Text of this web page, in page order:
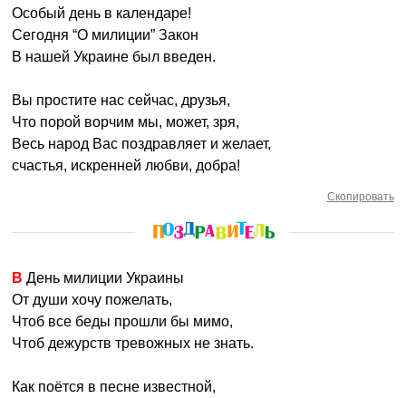
Особый день в календаре!
Сегодня “О милиции” Закон
В нашей Украине был введен.
Вы простите нас сейчас, друзья,
Что порой ворчим мы, может, зря,
Весь народ Вас поздравляет и желает,
счастья, искренней любви, добра!
Скопировать
В День милиции Украины
От души хочу пожелать,
Чтоб все беды прошли бы мимо,
Чтоб дежурств тревожных не знать.
Как поётся в песне известной,